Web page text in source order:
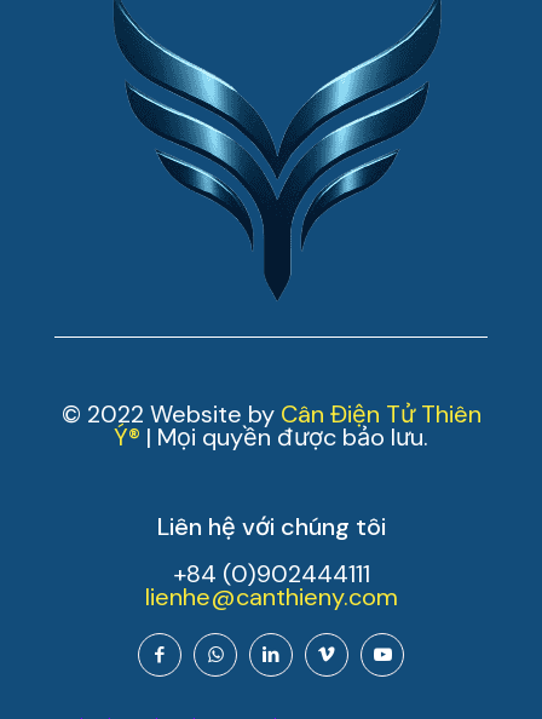
© 2022 Website by Cân Điện Tử Thiên
Ý® | Mọi quyền được bảo lưu.
Liên hệ với chúng tôi
+84 (0)902444111
lienhe@canthieny.com